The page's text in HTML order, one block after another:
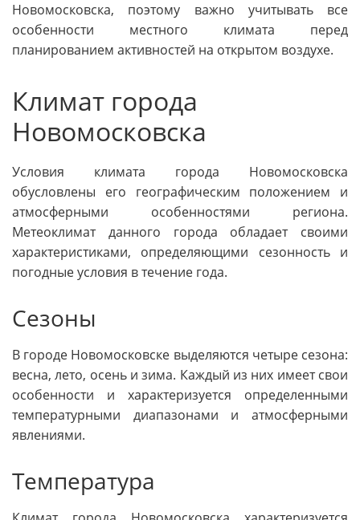
Новомосковска, поэтому важно учитывать все
особенности местного климата перед
планированием активностей на открытом воздухе.
Климат города
Новомосковска
Условия климата города Новомосковска
обусловлены его географическим положением и
атмосферными особенностями региона.
Метеоклимат данного города обладает своими
характеристиками, определяющими сезонность и
погодные условия в течение года.
Сезоны
В городе Новомосковске выделяются четыре сезона:
весна, лето, осень и зима. Каждый из них имеет свои
особенности и характеризуется определенными
температурными диапазонами и атмосферными
явлениями.
Температура